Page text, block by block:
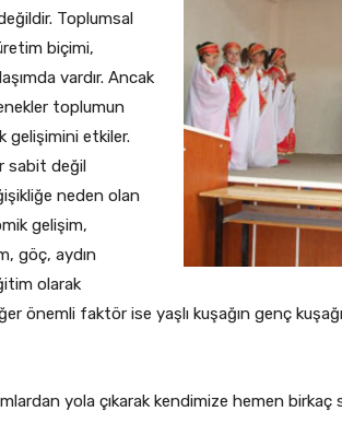
Toplumsal
biçimi,
vardır. Ancak
toplumun
gelişimini etkiler.
sabit değil
neden olan
gelişim,
göç, aydın
olarak
önemli faktör ise yaşlı kuşağın genç
yola çıkarak kendimize hemen birkaç